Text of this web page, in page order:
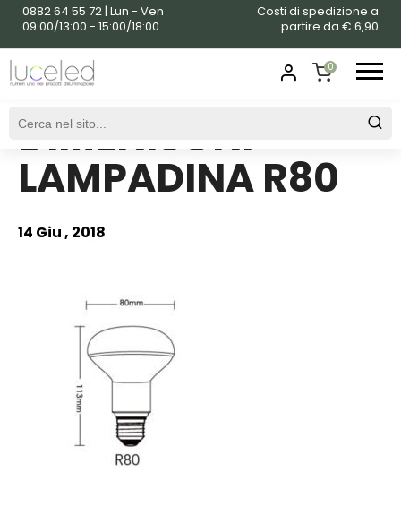
0882 64 55 72 | Lun - Ven
09:00/13:00 - 15:00/18:00
Costi di spedizione a
partire da € 6,90
0
SHOPPING
DIMENISONI
LAMPADINA R80
14 Giu , 2018